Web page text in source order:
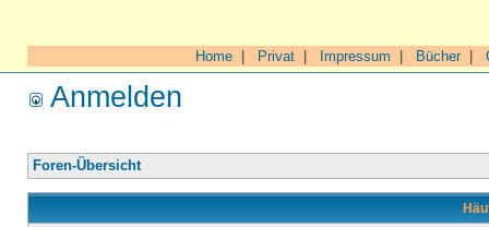
Home Privat Impressum Bücher|
Anmelden
Foren-Übersicht